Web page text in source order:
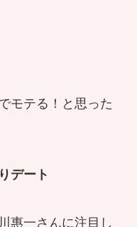
モテる！と思った
デート
惠一さんに注目し